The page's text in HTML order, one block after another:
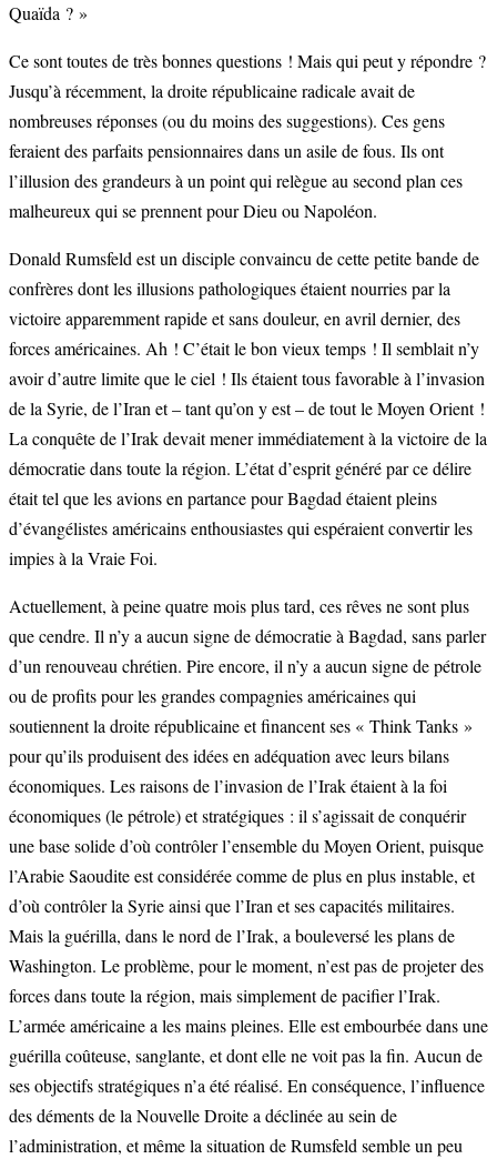
Quaïda ? »
Ce sont toutes de très bonnes questions ! Mais qui peut y répondre ?
Jusqu’à récemment, la droite républicaine radicale avait de
nombreuses réponses (ou du moins des suggestions). Ces gens
feraient des parfaits pensionnaires dans un asile de fous. Ils ont
l’illusion des grandeurs à un point qui relègue au second plan ces
malheureux qui se prennent pour Dieu ou Napoléon.
Donald Rumsfeld est un disciple convaincu de cette petite bande de
confrères dont les illusions pathologiques étaient nourries par la
victoire apparemment rapide et sans douleur, en avril dernier, des
forces américaines. Ah ! C’était le bon vieux temps ! Il semblait n’y
avoir d’autre limite que le ciel ! Ils étaient tous favorable à l’invasion
de la Syrie, de l’Iran et – tant qu’on y est – de tout le Moyen Orient !
La conquête de l’Irak devait mener immédiatement à la victoire de la
démocratie dans toute la région. L’état d’esprit généré par ce délire
était tel que les avions en partance pour Bagdad étaient pleins
d’évangélistes américains enthousiastes qui espéraient convertir les
impies à la Vraie Foi.
Actuellement, à peine quatre mois plus tard, ces rêves ne sont plus
que cendre. Il n’y a aucun signe de démocratie à Bagdad, sans parler
d’un renouveau chrétien. Pire encore, il n’y a aucun signe de pétrole
ou de profits pour les grandes compagnies américaines qui
soutiennent la droite républicaine et financent ses « Think Tanks »
pour qu’ils produisent des idées en adéquation avec leurs bilans
économiques. Les raisons de l’invasion de l’Irak étaient à la foi
économiques (le pétrole) et stratégiques : il s’agissait de conquérir
une base solide d’où contrôler l’ensemble du Moyen Orient, puisque
l’Arabie Saoudite est considérée comme de plus en plus instable, et
d’où contrôler la Syrie ainsi que l’Iran et ses capacités militaires.
Mais la guérilla, dans le nord de l’Irak, a bouleversé les plans de
Washington. Le problème, pour le moment, n’est pas de projeter des
forces dans toute la région, mais simplement de pacifier l’Irak.
L’armée américaine a les mains pleines. Elle est embourbée dans une
guérilla coûteuse, sanglante, et dont elle ne voit pas la fin. Aucun de
ses objectifs stratégiques n’a été réalisé. En conséquence, l’influence
des déments de la Nouvelle Droite a déclinée au sein de
l’administration, et même la situation de Rumsfeld semble un peu